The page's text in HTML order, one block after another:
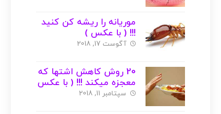
موریانه را ریشه کن کنید
!!! ( با عکس )
آگوست 17, 2018
20 روش کاهش اشتها که
معجزه میکند !!! ( با عکس
)
سپتامبر 11, 2018